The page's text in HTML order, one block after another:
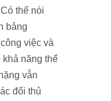
thể nói
bảng
việc và
năng thể
vẫn
đối thủ